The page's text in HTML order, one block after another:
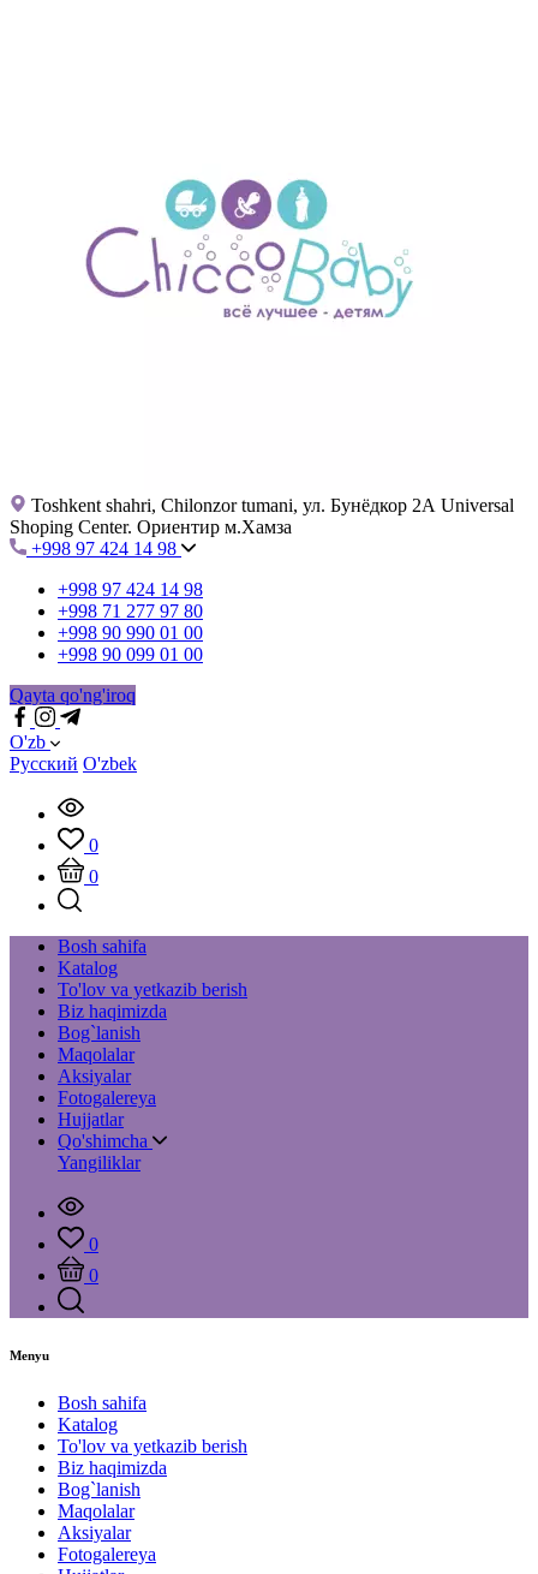
Toshkent shahri, Chilonzor tumani, ул. Бунёдкор 2А Universal
Shoping Center. Ориентир м.Хамза
+998 97 424 14 98
+998 97 424 14 98
+998 71 277 97 80
+998 90 990 01 00
+998 90 099 01 00
Qayta qo'ng'iroq
O'zb
Русский O'zbek
0
0
Bosh sahifa
Katalog
To'lov va yetkazib berish
Biz haqimizda
Bog`lanish
Maqolalar
Aksiyalar
Fotogalereya
Hujjatlar
Qo'shimcha
Yangiliklar
0
0
Menyu
Bosh sahifa
Katalog
To'lov va yetkazib berish
Biz haqimizda
Bog`lanish
Maqolalar
Aksiyalar
Fotogalereya